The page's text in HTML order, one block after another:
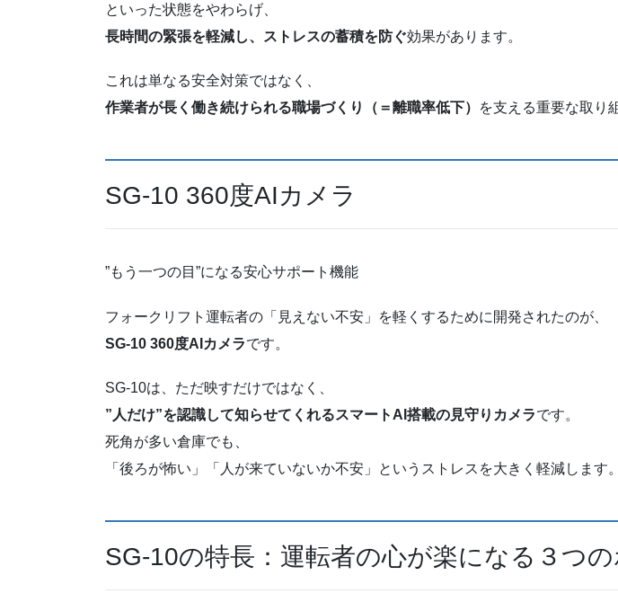
といった状態をやわらげ、
長時間の緊張を軽減し、ストレスの蓄積を防ぐ効果があります。
これは単なる安全対策ではなく、
作業者が長く働き続けられる職場づくり（＝離職率低下）
を支える重要な取り
SG-10 360度AIカメラ
”もう一つの目”になる安心サポート機能
フォークリフト運転者の「見えない不安」を軽くするために開発されたのが、
SG-10 360度AIカメラです。
SG-10は、ただ映すだけではなく、
”人だけ”を認識して知らせてくれるスマートAI搭載の見守りカメラです。
死角が多い倉庫でも、
「後ろが怖い」「人が来ていないか不安」というストレスを大きく軽減します。
SG-10の特長：運転者の心が楽になる３つの